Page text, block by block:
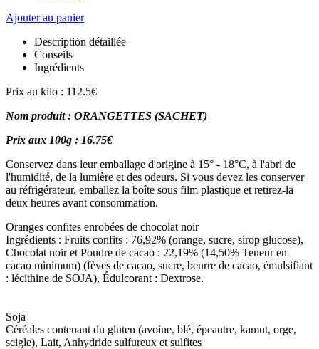
Ajouter au panier
Description détaillée
Conseils
Ingrédients
Prix au kilo : 112.5€
Nom produit : ORANGETTES (SACHET)
Prix aux 100g : 16.75€
Conservez dans leur emballage d'origine à 15° - 18°C, à l'abri de
l'humidité, de la lumière et des odeurs. Si vous devez les conserver
au réfrigérateur, emballez la boîte sous film plastique et retirez-la
deux heures avant consommation.
Oranges confites enrobées de chocolat noir
Ingrédients : Fruits confits : 76,92% (orange, sucre, sirop glucose),
Chocolat noir et Poudre de cacao : 22,19% (14,50% Teneur en
cacao minimum) (fèves de cacao, sucre, beurre de cacao, émulsifiant
: lécithine de SOJA), Édulcorant : Dextrose.
Soja
Céréales contenant du gluten (avoine, blé, épeautre, kamut, orge,
seigle), Lait, Anhydride sulfureux et sulfites